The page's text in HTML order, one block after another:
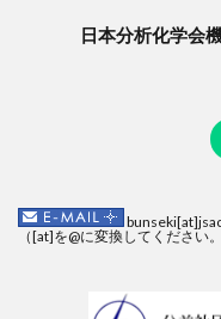
日本分析化学会
（[at]を@に変換してください。